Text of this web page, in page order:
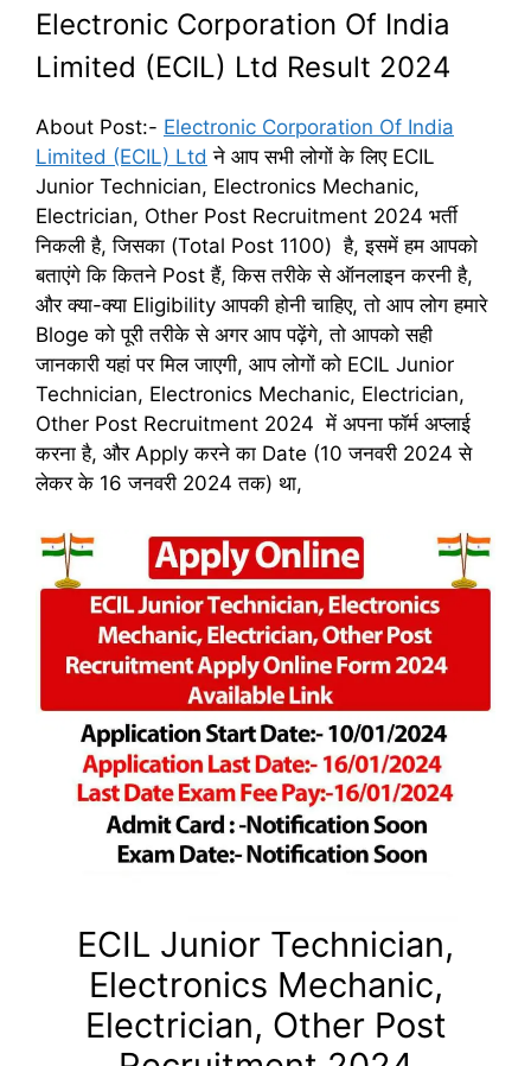
Electronic Corporation Of India
Limited (ECIL) Ltd Result 2024
About Post:- Electronic Corporation Of India
Limited (ECIL) Ltd ने आप सभी लोगों के लिए ECIL
Junior Technician, Electronics Mechanic,
Electrician, Other Post Recruitment 2024 भर्ती
निकली है, जिसका (Total Post 1100) है, इसमें हम आपको
बताएंगे कि कितने Post हैं, किस तरीके से ऑनलाइन करनी है,
और क्या-क्या Eligibility आपकी होनी चाहिए, तो आप लोग हमारे
Bloge को पूरी तरीके से अगर आप पढ़ेंगे, तो आपको सही
जानकारी यहां पर मिल जाएगी, आप लोगों को ECIL Junior
Technician, Electronics Mechanic, Electrician,
Other Post Recruitment 2024 में अपना फॉर्म अप्लाई
करना है, और Apply करने का Date (10 जनवरी 2024 से
लेकर के 16 जनवरी 2024 तक) था,
ECIL Junior Technician,
Electronics Mechanic,
Electrician, Other Post